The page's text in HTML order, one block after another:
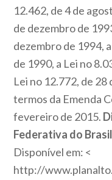
12.462, de 4 de
de dezembro de
dezembro de 1994,
de 1990, a Lei no
Lei no 12.772, de
termos da Emenda
fevereiro de 2015.
Federativa do
Disponível em: <
http://